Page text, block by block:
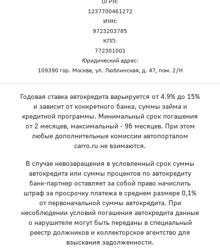
1237700461272
ИНН:
9723203785
КПП:
772301001
Юридический адрес:
109390 гор. Москва, ул. Люблинская, д. 47, пом. 2/Н
Годовая ставка автокредита варьируется от 4.9% до 15%
и зависит от конкретного банка, суммы займа и
кредитной программы. Минимальный срок погашения
от 2 месяцев, максимальный - 96 месяцев. При этом
любые дополнительные комиссии автопорталом
carro.ru не взимаются.
В случае невозвращения в условленный срок суммы
автокредита или суммы процентов по автокредиту
банк-партнер оставляет за собой право начислить
штраф за просрочку платежа в среднем размере 0,1%
от первоначальной суммы автокредита. При
несоблюдении условий погашения автокредита данные
о нарушителе могут быть переданы в специальный
реестр должников и коллекторское агентство для
взыскания задолженности.